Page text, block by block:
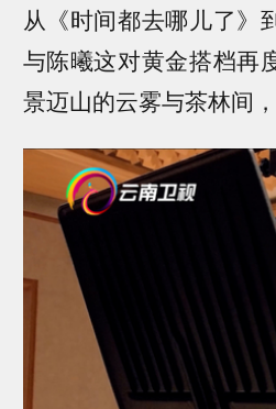
从《时间都去哪儿了》
与陈曦这对黄金搭档再
景迈山的云雾与茶林间